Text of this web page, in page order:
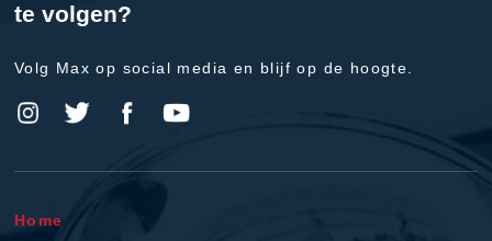
te volgen?
Volg Max op social media en blijf op de hoogte.
Home